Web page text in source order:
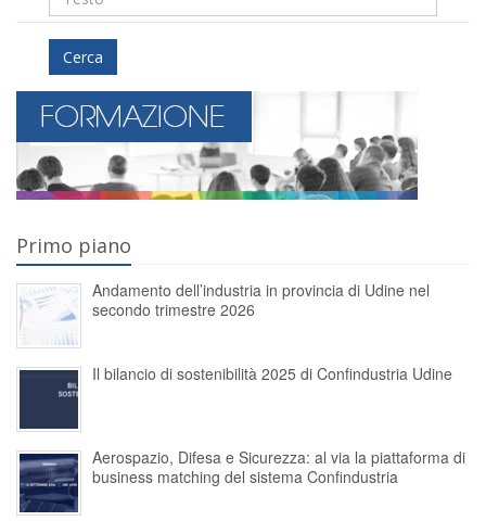
Cerca
Primo piano
Andamento dell’industria in provincia di Udine nel
secondo trimestre 2026
Il bilancio di sostenibilità 2025 di Confindustria Udine
Aerospazio, Difesa e Sicurezza: al via la piattaforma di
business matching del sistema Confindustria